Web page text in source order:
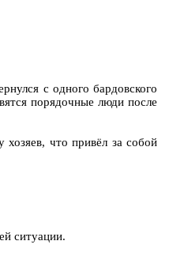
с одного бардовского
порядочные люди после
что привёл за собой
ситуации.